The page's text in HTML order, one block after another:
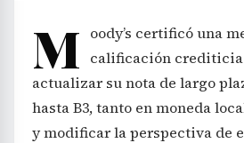
M oody’s certificó una
calificación
actualizar su nota de largo
hasta B3, tanto en moneda
y modificar la perspectiva de